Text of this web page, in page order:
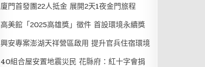
廈門首發團22人抵金 展開2天1夜金門旅程
高美館「2025高雄獎」徵件 首設環境永續獎
興安專案澎湖天祥營區啟用 提升官兵住宿環境
40組合屋安置地震災民 花縣府：紅十字會捐